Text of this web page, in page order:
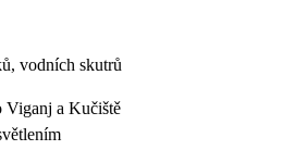
vodních skutrů
Viganj a Kučiště